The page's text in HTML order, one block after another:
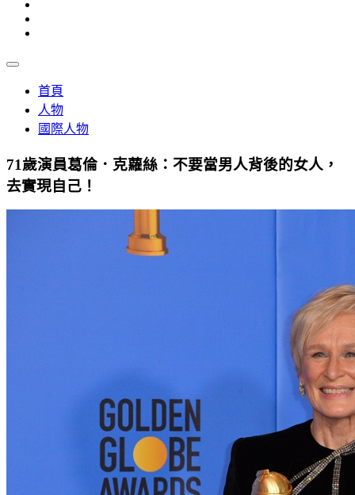
首頁
人物
國際人物
71歲演員葛倫．克蘿絲：不要當男人背後的女人，
去實現自己！